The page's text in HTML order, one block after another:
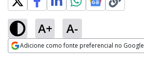
A+ A-
Adicione como fonte preferencial no Google